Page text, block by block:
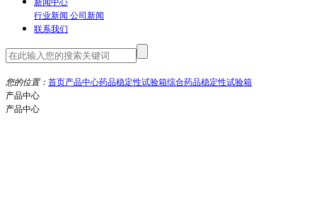
行业新闻 公司新闻
联系我们
您的位置： 首页产品中心药品稳定性试验箱综合药品稳定性试验箱
产品中心
产品中心